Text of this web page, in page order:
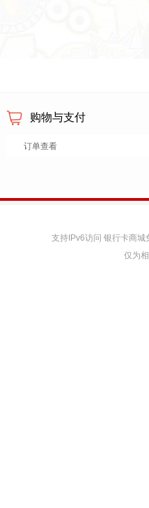
购物与支付
订单查看
支持IPv6访问 银行卡商
仅为